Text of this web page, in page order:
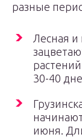
разные
Лесная и
30-40
июня.